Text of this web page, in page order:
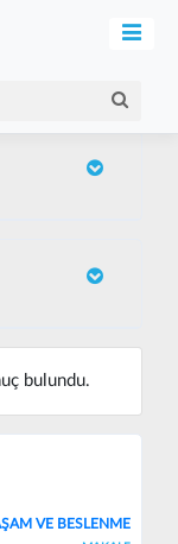
bulundu.
VE BESLENME